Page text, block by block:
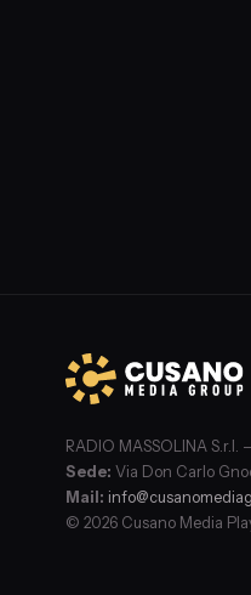
RADIO MASSOLINA S.r.l.
Sede: Via Don Carlo
Mail:
© 2026 Cusano Media